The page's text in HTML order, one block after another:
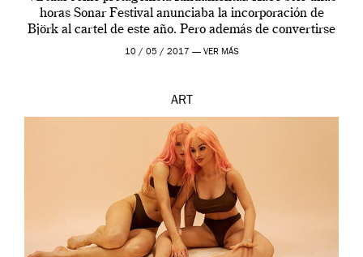
horas Sonar Festival anunciaba la incorporación de
Björk al cartel de este año. Pero además de convertirse
en una de las actuaciones más relevantes […]
10 / 05 / 2017 — VER MÁS
ART